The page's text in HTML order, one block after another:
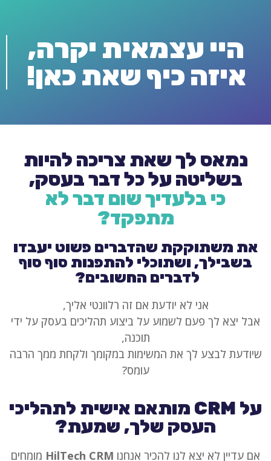
היי עצמאית יקרה,
איזה כיף שאת כאן!
נמאס לך שאת צריכה להיות
בשליטה על כל דבר בעסק,
כי בלעדיך שום דבר לא
מתפקד?
את משתוקקת שהדברים פשוט יעבדו
בשבילך, ושתוכלי להתפנות סוף סוף
לדברים החשובים?
אני לא יודעת אם זה רלוונטי אליך,
אבל יצא לך פעם לשמוע על ביצוע תהליכים בעסק על ידי
תוכנה,
שיודעת לבצע לך את המשימות במקומך ולקחת ממך הרבה
עומס?
על CRM מותאם אישית לתהליכי
העסק שלך, שמעת?
אם עדיין לא יצא לנו להכיר אנחנו HilTech CRM מומחים